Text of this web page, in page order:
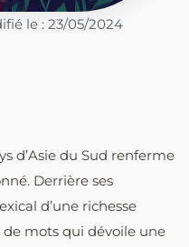
le : 23/05/2024
d’Asie du Sud renferme
Derrière ses
d’une richesse
mots qui dévoile une